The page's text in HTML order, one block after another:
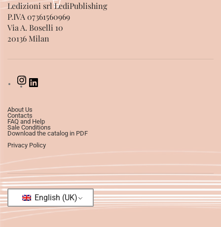
Ledizioni srl LediPublishing
P.IVA 07361560969
Via A. Boselli 10
20136 Milan
About Us
Contacts
FAQ and Help
Sale Conditions
Download the catalog in PDF
Privacy Policy
English (UK)